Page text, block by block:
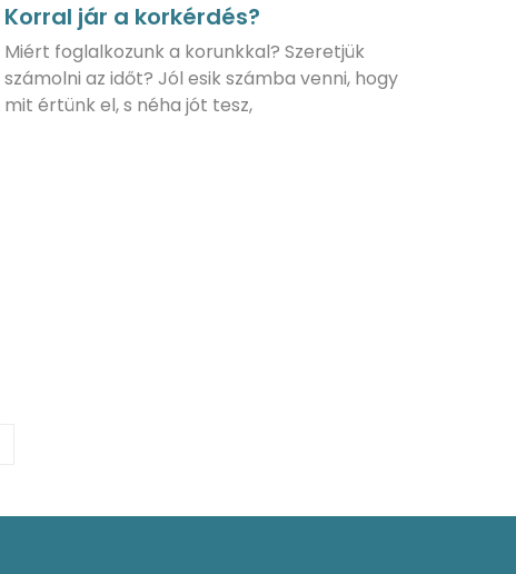
Korral jár a korkérdés?
Miért foglalkozunk a korunkkal? Szeretjük
számolni az időt? Jól esik számba venni, hogy
mit értünk el, s néha jót tesz,